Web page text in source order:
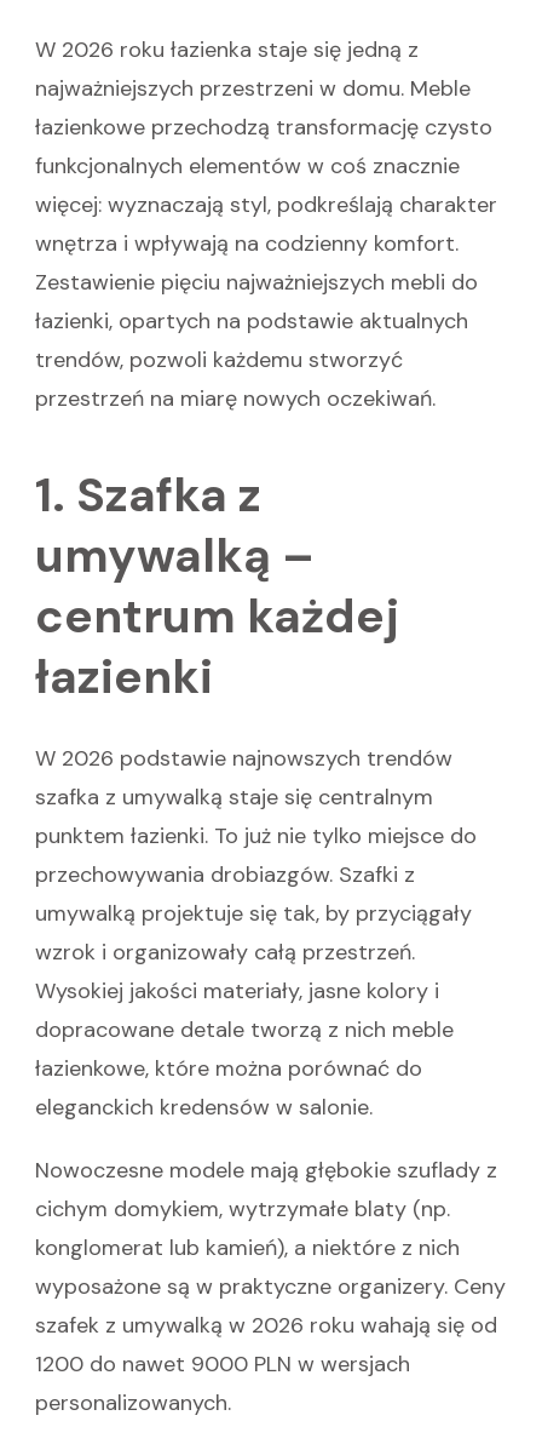
W 2026 roku łazienka staje się jedną z
najważniejszych przestrzeni w domu. Meble
łazienkowe przechodzą transformację czysto
funkcjonalnych elementów w coś znacznie
więcej: wyznaczają styl, podkreślają charakter
wnętrza i wpływają na codzienny komfort.
Zestawienie pięciu najważniejszych mebli do
łazienki, opartych na podstawie aktualnych
trendów, pozwoli każdemu stworzyć
przestrzeń na miarę nowych oczekiwań.
1. Szafka z
umywalką –
centrum każdej
łazienki
W 2026 podstawie najnowszych trendów
szafka z umywalką staje się centralnym
punktem łazienki. To już nie tylko miejsce do
przechowywania drobiazgów. Szafki z
umywalką projektuje się tak, by przyciągały
wzrok i organizowały całą przestrzeń.
Wysokiej jakości materiały, jasne kolory i
dopracowane detale tworzą z nich meble
łazienkowe, które można porównać do
eleganckich kredensów w salonie.
Nowoczesne modele mają głębokie szuflady z
cichym domykiem, wytrzymałe blaty (np.
konglomerat lub kamień), a niektóre z nich
wyposażone są w praktyczne organizery. Ceny
szafek z umywalką w 2026 roku wahają się od
1200 do nawet 9000 PLN w wersjach
personalizowanych.